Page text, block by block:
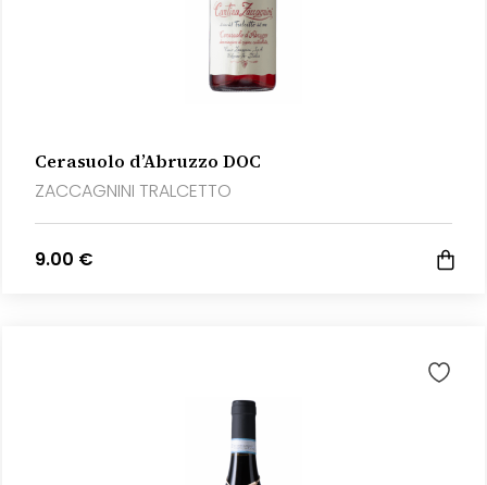
Cerasuolo d’Abruzzo DOC
ZACCAGNINI TRALCETTO
9.00 €